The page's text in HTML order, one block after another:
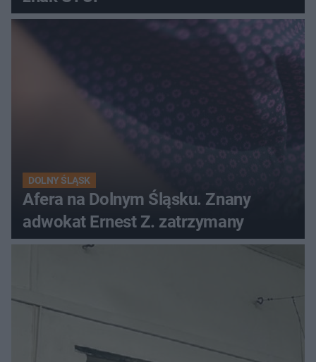
DOLNY ŚLĄSK
Afera na Dolnym Śląsku. Znany
adwokat Ernest Z. zatrzymany